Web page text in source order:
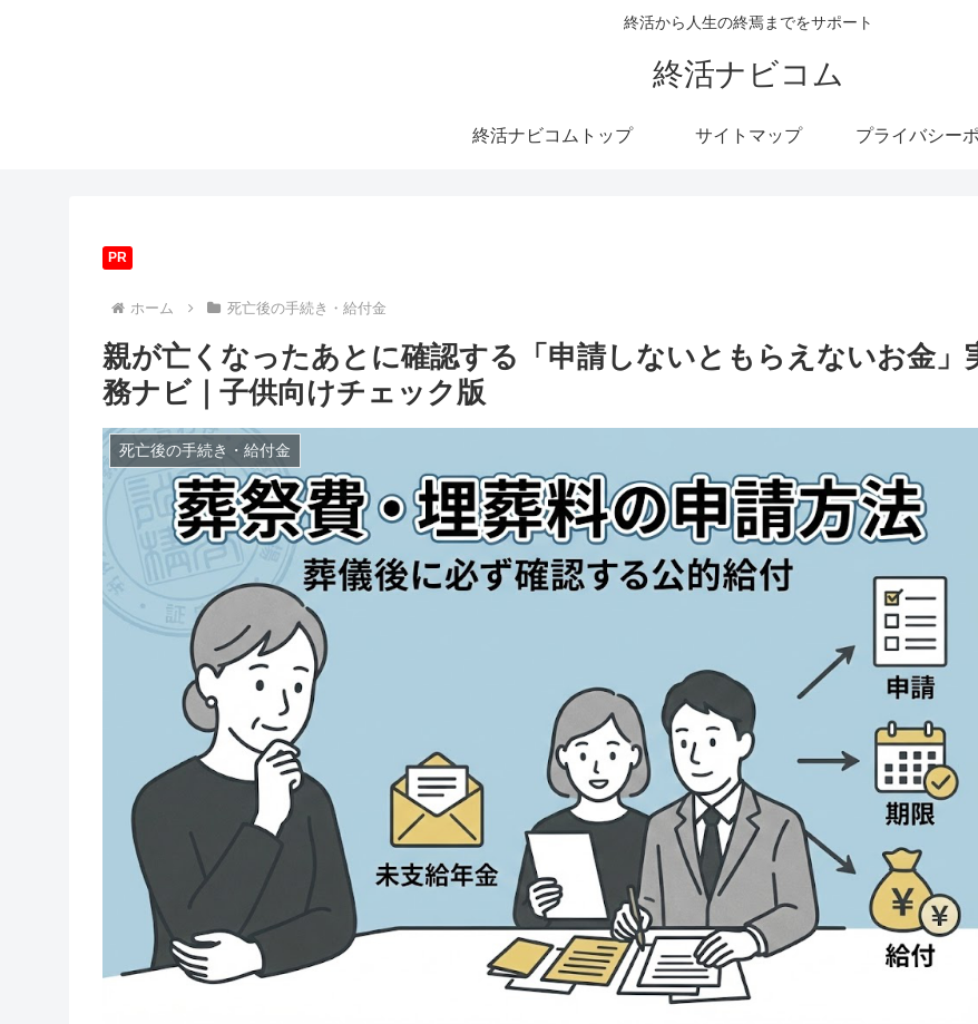
終活から人生の終焉までをサポート
終活ナビコム
終活ナビコムトップ サイトマップ プライバシー
PR
ホーム 死亡後の手続き・給付金
親が亡くなったあとに確認する「申請しないともらえないお金」
務ナビ｜子供向けチェック版
死亡後の手続き・給付金